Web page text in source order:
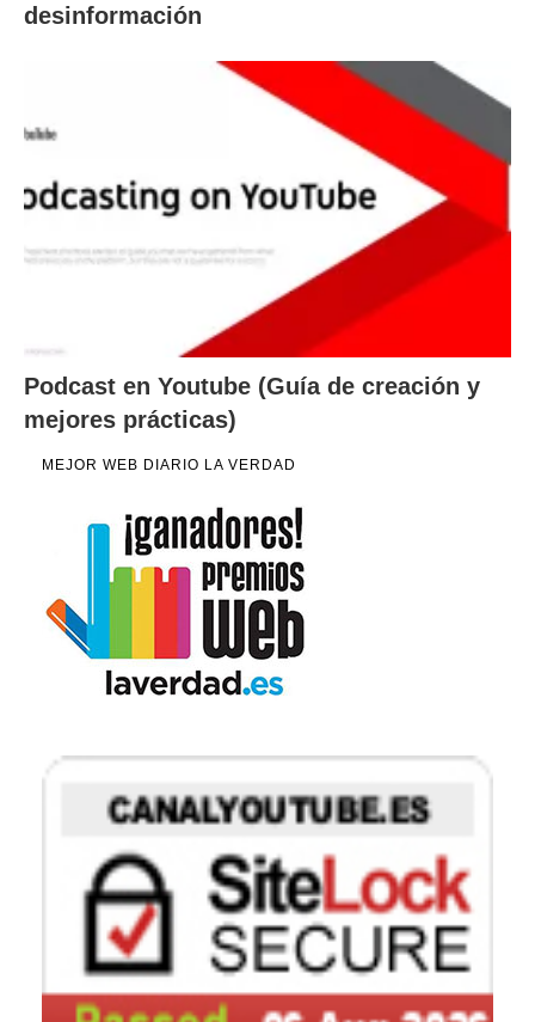
desinformación
Podcast en Youtube (Guía de creación y
mejores prácticas)
MEJOR WEB DIARIO LA VERDAD